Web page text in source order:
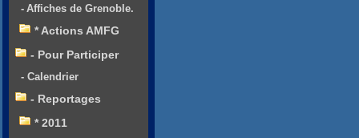
- Affiches de Grenoble.
* Actions AMFG
- Pour Participer
- Calendrier
- Reportages
* 2011